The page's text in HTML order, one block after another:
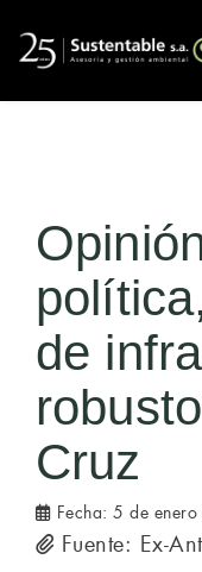
de
Cruz
Fecha:5 de
Fuente: Ex-